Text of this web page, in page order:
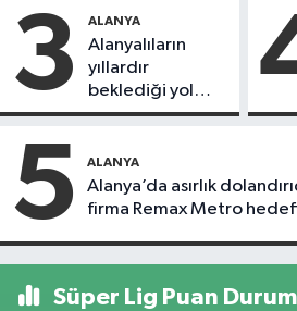
3 ALANYA
Alanyalıların
yıllardır
beklediği yol
askıdan döndü
5 ALANYA
Alanya’da asırlık
firma Remax Metro
Süper Lig Puan